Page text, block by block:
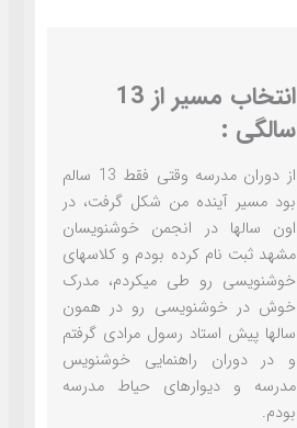
انتخاب مسیر از 13
سالگی :
از دوران مدرسه وقتی فقط 13 سالم
بود مسیر آینده من شکل گرفت، در
اون سالها در انجمن خوشنویسان
مشهد ثبت نام کرده بودم و کلاسهای
خوشنویسی رو طی میکردم، مدرک
خوش در خوشنویسی رو در همون
سالها پیش استاد رسول مرادی گرفتم
و در دوران راهنمایی خوشنویس
مدرسه و دیوارهای حیاط مدرسه
بودم.